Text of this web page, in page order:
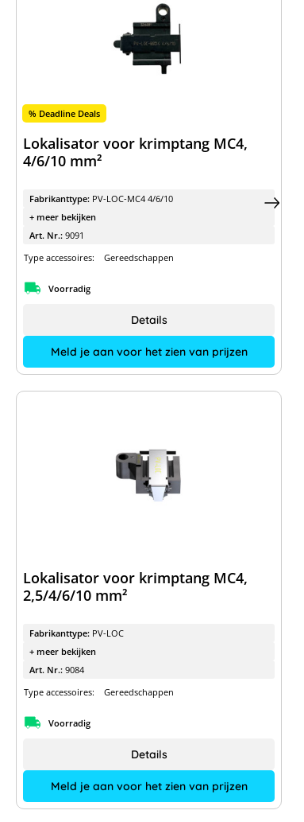
% Deadline Deals
Lokalisator voor krimptang MC4,
4/6/10 mm²
Fabrikanttype: PV-LOC-MC4 4/6/10
+ meer bekijken
Art. Nr.: 9091
Type accessoires:
Gereedschappen
Voorradig
Meld je aan voor het zien van prijzen
Details
Lokalisator voor krimptang MC4,
2,5/4/6/10 mm²
Fabrikanttype: PV-LOC
+ meer bekijken
Art. Nr.: 9084
Type accessoires:
Gereedschappen
Voorradig
Meld je aan voor het zien van prijzen
Details